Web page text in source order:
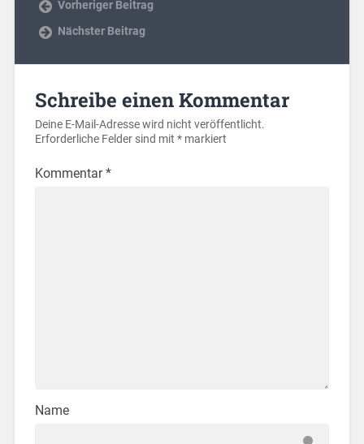
Vorheriger Beitrag
Nächster Beitrag
Schreibe einen Kommentar
Deine E-Mail-Adresse wird nicht veröffentlicht.
Erforderliche Felder sind mit *markiert
Kommentar*
Name